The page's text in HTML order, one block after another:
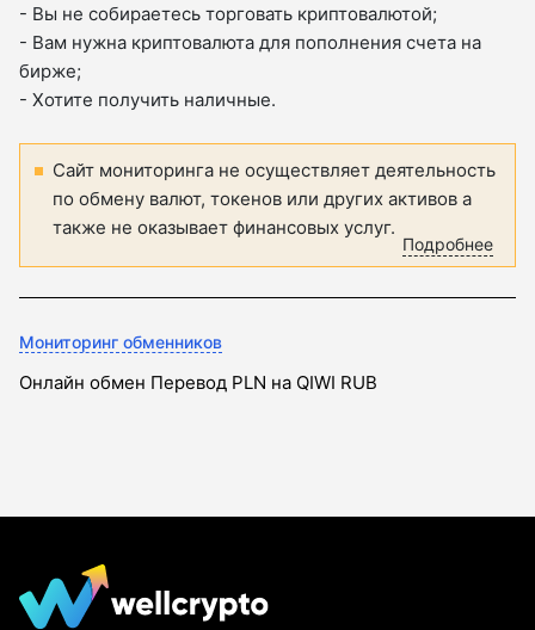
- Вы не собираетесь торговать криптовалютой;
- Вам нужна криптовалюта для пополнения счета на
бирже;
- Хотите получить наличные.
Сайт мониторинга не осуществляет деятельность
по обмену валют, токенов или других активов а
также не оказывает финансовых услуг.
Подробнее
Мониторинг обменников
Онлайн обмен Перевод PLN на QIWI RUB